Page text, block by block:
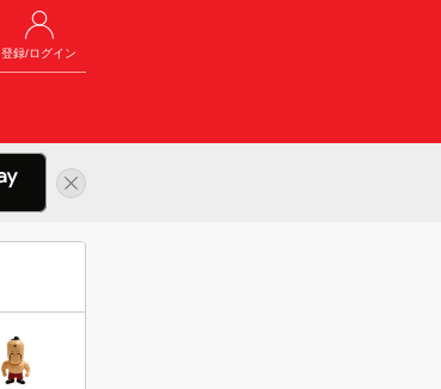
登録/ログイン